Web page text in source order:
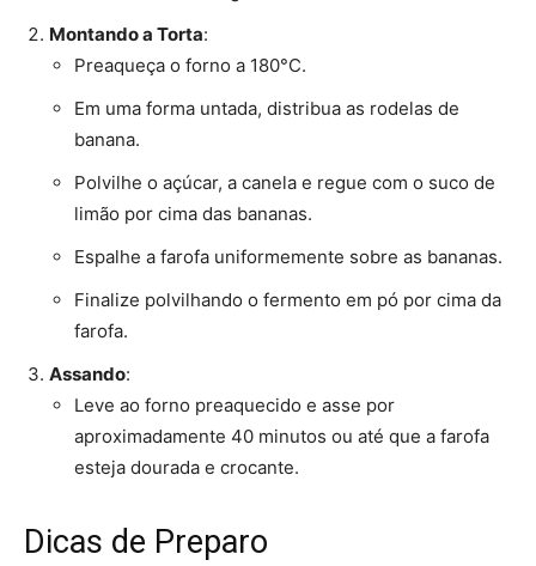
Montando a Torta:
Preaqueça o forno a 180°C.
Em uma forma untada, distribua as rodelas de
banana.
Polvilhe o açúcar, a canela e regue com o suco de
limão por cima das bananas.
Espalhe a farofa uniformemente sobre as bananas.
Finalize polvilhando o fermento em pó por cima da
farofa.
Assando:
Leve ao forno preaquecido e asse por
aproximadamente 40 minutos ou até que a farofa
esteja dourada e crocante.
Dicas de Preparo